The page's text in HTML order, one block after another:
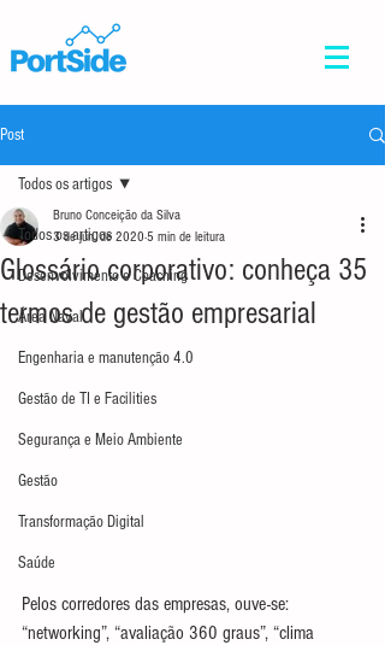
Post
Todos os artigos
Desenvolvimento e Coaching
Área Naval
Engenharia e manutenção 4.0
Gestão de TI e Facilities
Segurança e Meio Ambiente
Gestão
Transformação Digital
Saúde
Todos os artigos
Glossário corporativo: conheça 35
termos de gestão empresarial
Bruno Conceição da Silva
3 de jun. de 2020 5 min de leitura
Pelos corredores das empresas, ouve-se:
“networking”, “avaliação 360 graus”, “clima